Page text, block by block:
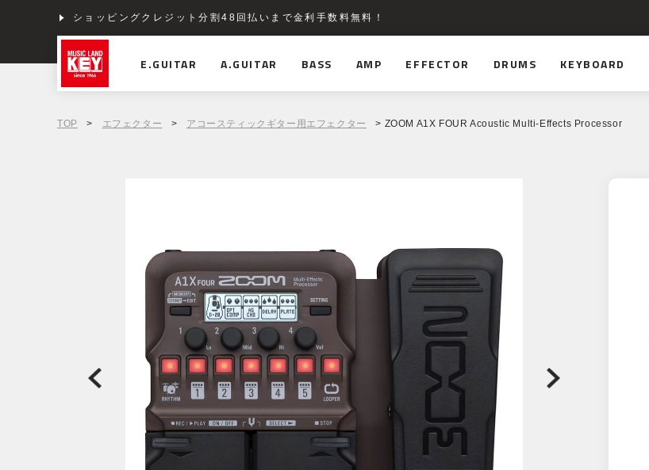
ショッピングクレジット分割48回払いまで金利手数料無料！
E.GUITAR A.GUITAR BASS AMP EFFECTOR DRUMS KEYBOARD
TOP > エフェクター > アコースティックギター用エフェクター > ZOOM A1X FOUR Acoustic Multi-Effects Processor